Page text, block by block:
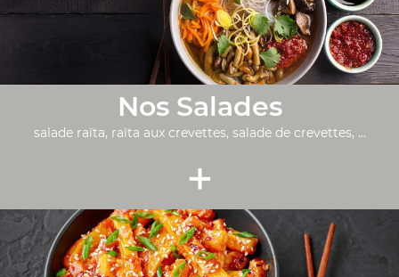
Nos Salades
salade raïta, raïta aux crevettes, salade de crevettes, ...
+